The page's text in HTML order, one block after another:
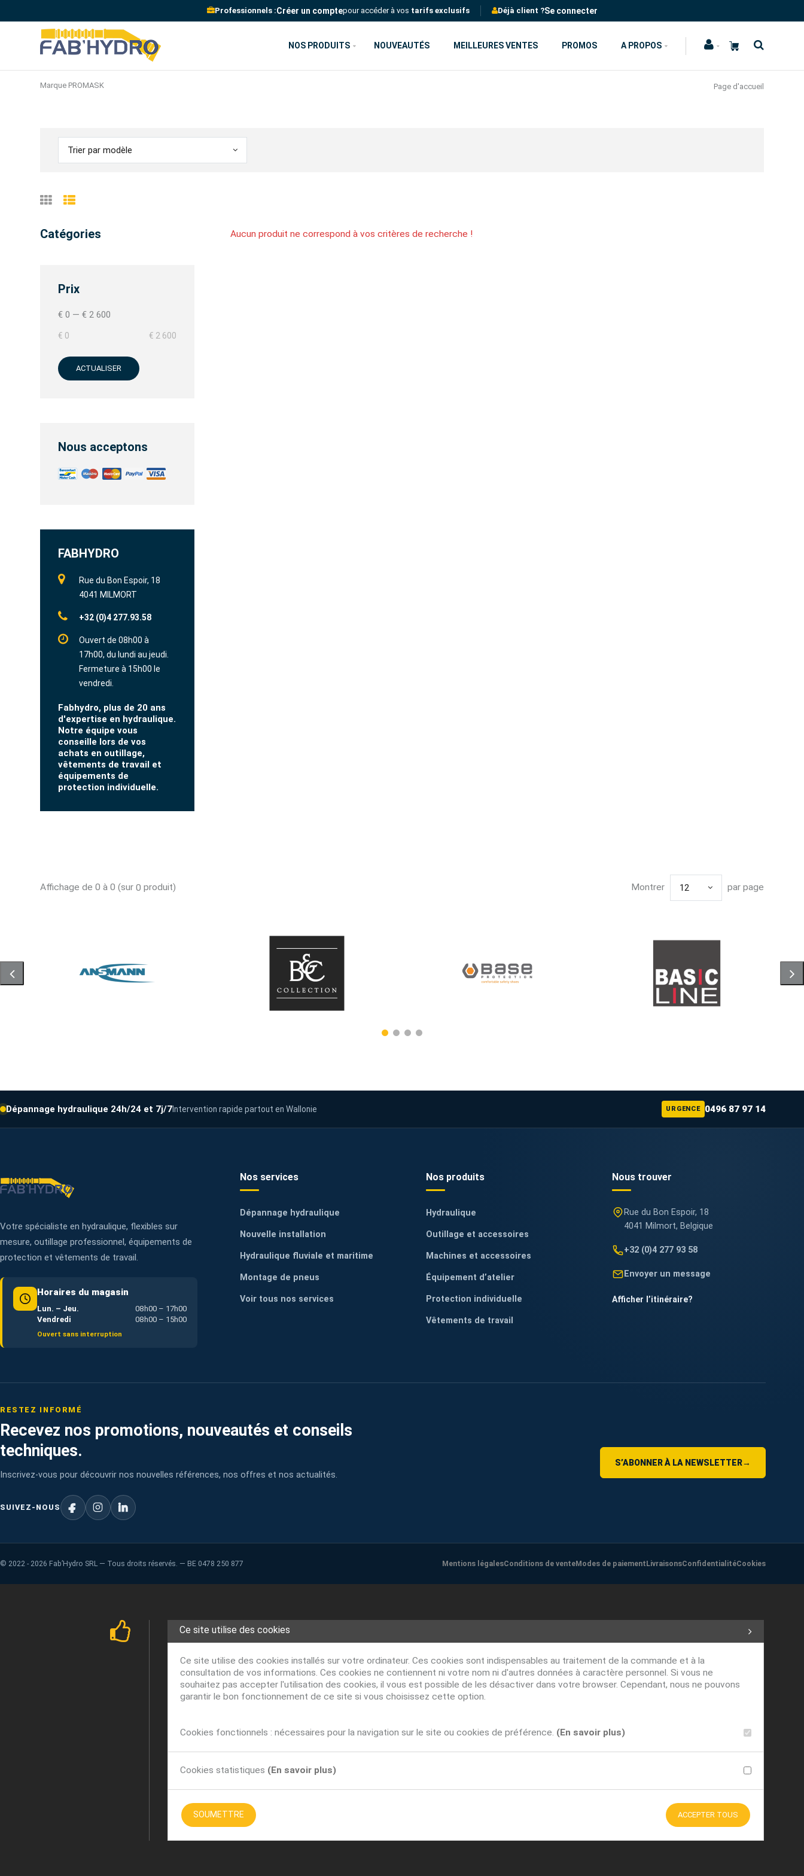
Professionnels :Créer un comptepour accéder à vos tarifs exclusifs Déjà client ?Se connecter
NOS PRODUITS NOUVEAUTÉS MEILLEURES VENTES PROMOS A PROPOS
Marque PROMASK Page d'accueil
Trier par modèle
Aucun produit ne correspond à vos critères de recherche !
Catégories
Prix
€ 0 — € 2 600
€ 0 € 2 600
ACTUALISER
Nous acceptons
FABHYDRO
Rue du Bon Espoir, 18
4041 MILMORT
+32 (0)4 277.93.58
Ouvert de 08h00 à
17h00, du lundi au jeudi.
Fermeture à 15h00 le
vendredi.
Fabhydro, plus de 20 ans
d'expertise en hydraulique.
Notre équipe vous
conseille lors de vos
achats en outillage,
vêtements de travail et
équipements de
protection individuelle.
Affichage de 0 à 0 (sur 0 produit) Montrer 12 par page
Dépannage hydraulique 24h/24 et 7j/7Intervention rapide partout en Wallonie URGENCE 0496 87 97 14
Votre spécialiste en hydraulique, flexibles sur
mesure, outillage professionnel, équipements de
protection et vêtements de travail.
Horaires du magasin
Lun. – Jeu.
08h00 – 17h00
Vendredi
08h00 – 15h00
Ouvert sans interruption
Nos services
Dépannage hydraulique
Nouvelle installation
Hydraulique fluviale et maritime
Montage de pneus
Voir tous nos services
Nos produits
Hydraulique
Outillage et accessoires
Machines et accessoires
Équipement d’atelier
Protection individuelle
Vêtements de travail
Nous trouver
Rue du Bon Espoir, 18
4041 Milmort, Belgique
+32 (0)4 277 93 58
Envoyer un message
Afficher l’itinéraire?
RESTEZ INFORMÉ
Recevez nos promotions, nouveautés et conseils
techniques.
Inscrivez-vous pour découvrir nos nouvelles références, nos offres et nos actualités.
SUIVEZ-NOUS
S’ABONNER À LA NEWSLETTER→
© 2022 - 2026 Fab’Hydro SRL — Tous droits réservés. — BE 0478 250 877 Mentions légalesConditions de venteModes de paiementLivraisonsConfidentialitéCookies
Ce site utilise des cookies
Ce site utilise des cookies installés sur votre ordinateur. Ces cookies sont indispensables au traitement de la commande et à la
consultation de vos informations. Ces cookies ne contiennent ni votre nom ni d'autres données à caractère personnel. Si vous ne
souhaitez pas accepter l'utilisation des cookies, il vous est possible de les désactiver dans votre browser. Cependant, nous ne pouvons
garantir le bon fonctionnement de ce site si vous choisissez cette option.
Cookies fonctionnels : nécessaires pour la navigation sur le site ou cookies de préférence. (En savoir plus)
Cookies statistiques (En savoir plus)
SOUMETTRE ACCEPTER TOUS